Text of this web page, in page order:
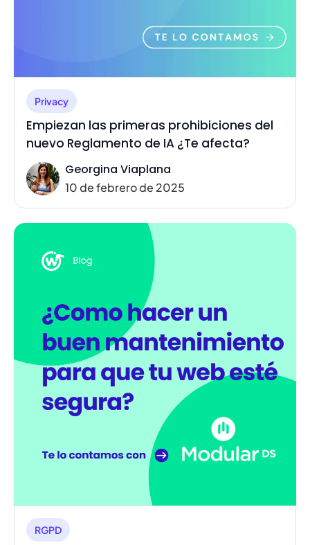
Privacy
Empiezan las primeras prohibiciones del
nuevo Reglamento de IA ¿Te afecta?
Georgina Viaplana
10 de febrero de 2025
RGPD